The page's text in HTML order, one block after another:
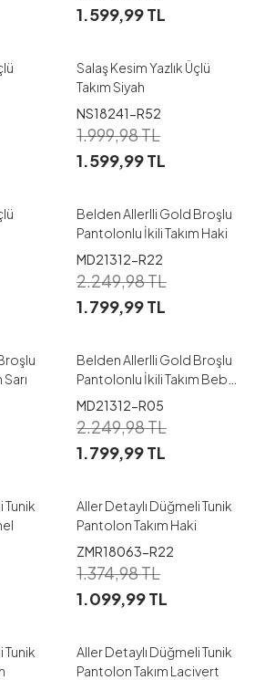
1.599,99TL
M L XL
Salaş Kesim Yazlık Üçlü
Takım Siyah
NS18241-R52
1.999,98TL
1.599,99TL
38 40 42
Belden Allerlli Gold Broşlu
Pantolonlu İkili Takım Haki
MD21312-R22
2.249,98TL
1.799,99TL
38 40 42
Belden Allerlli Gold Broşlu
Pantolonlu İkili Takım Bebe
Mavisi
MD21312-R05
2.249,98TL
1.799,99TL
Tunik
1
Aller Detaylı Düğmeli Tunik
Pantolon Takım Haki
ZMR18063-R22
1.374,98TL
1.099,99TL
Tunik
1 3
Aller Detaylı Düğmeli Tunik
Pantolon Takım Lacivert